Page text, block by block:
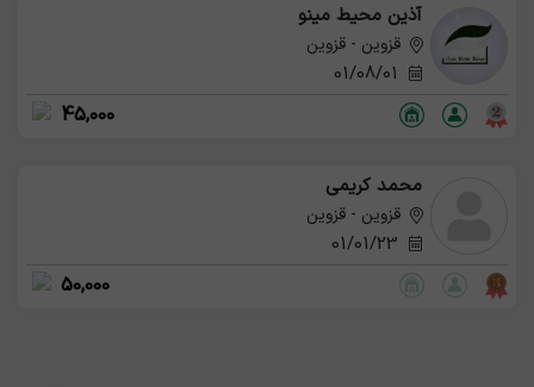
آذین محیط مینو
قزوین - قزوین
45,000
محمد کریمی
قزوین - قزوین
50,000